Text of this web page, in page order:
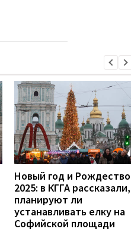
Новый год и Рождество
2025: в КГГА рассказали,
планируют ли
устанавливать елку на
Софийской площади